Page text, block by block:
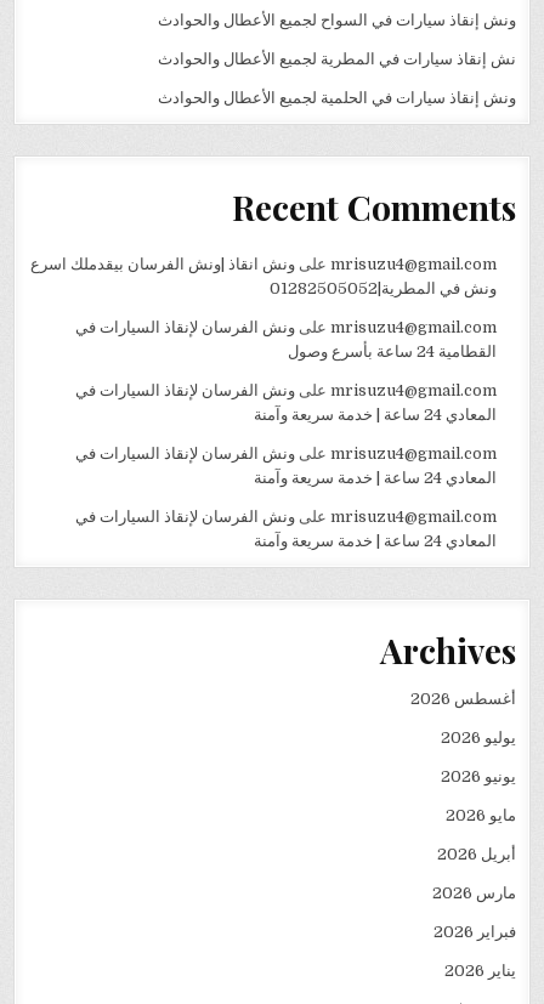
ونش إنقاذ سيارات في السواح لجميع الأعطال والحوادث
نش إنقاذ سيارات في المطرية لجميع الأعطال والحوادث
ونش إنقاذ سيارات في الحلمية لجميع الأعطال والحوادث
Recent Comments
mrisuzu4@gmail.comعلى ونش انقاذ |ونش الفرسان بيقدملك اسرع
ونش في المطرية|01282505052
mrisuzu4@gmail.comعلى ونش الفرسان لإنقاذ السيارات في
القطامية 24 ساعة بأسرع وصول
mrisuzu4@gmail.comعلى ونش الفرسان لإنقاذ السيارات في
المعادي 24 ساعة | خدمة سريعة وآمنة
mrisuzu4@gmail.comعلى ونش الفرسان لإنقاذ السيارات في
المعادي 24 ساعة | خدمة سريعة وآمنة
mrisuzu4@gmail.comعلى ونش الفرسان لإنقاذ السيارات في
المعادي 24 ساعة | خدمة سريعة وآمنة
Archives
أغسطس 2026
يوليو 2026
يونيو 2026
مايو 2026
أبريل 2026
مارس 2026
فبراير 2026
يناير 2026